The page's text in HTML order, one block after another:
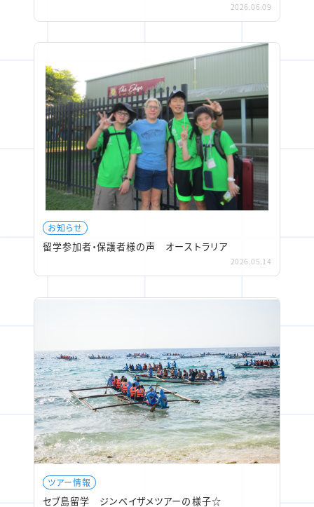
2026.06.09
お知らせ
留学参加者・保護者様の声 オーストラリア
2026.05.14
ツアー情報
セブ島留学 ジンベイザメツアーの様子☆